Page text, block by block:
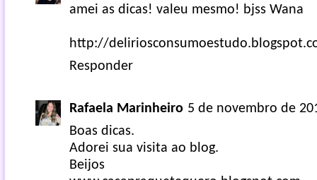
amei as dicas! valeu mesmo! bjss Wana
http://
Responder
Rafaela Marinheiro 5 de novembro de
Boas dicas.
Adorei sua visita ao blog.
Beijos